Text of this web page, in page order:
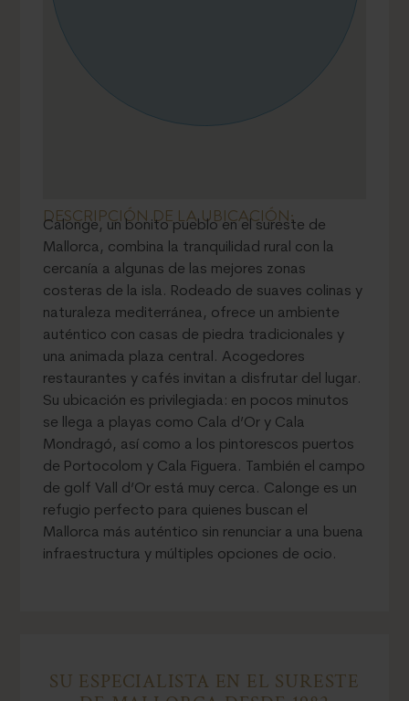
DESCRIPCIÓN DE LA UBICACIÓN:
Calonge, un bonito pueblo en el sureste de
Mallorca, combina la tranquilidad rural con la
cercanía a algunas de las mejores zonas
costeras de la isla. Rodeado de suaves colinas y
naturaleza mediterránea, ofrece un ambiente
auténtico con casas de piedra tradicionales y
una animada plaza central. Acogedores
restaurantes y cafés invitan a disfrutar del lugar.
Su ubicación es privilegiada: en pocos minutos
se llega a playas como Cala d’Or y Cala
Mondragó, así como a los pintorescos puertos
de Portocolom y Cala Figuera. También el campo
de golf Vall d’Or está muy cerca. Calonge es un
refugio perfecto para quienes buscan el
Mallorca más auténtico sin renunciar a una buena
infraestructura y múltiples opciones de ocio.
SU ESPECIALISTA EN EL SURESTE